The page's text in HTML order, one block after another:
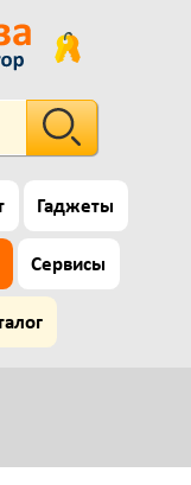
Гаджеты
Сервисы